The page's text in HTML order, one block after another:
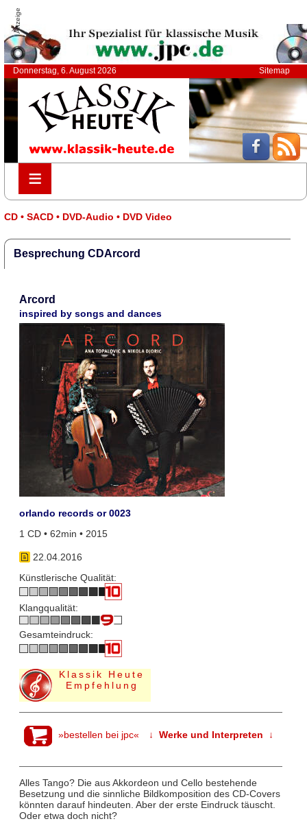
Anzeige
Donnerstag, 6. August 2026 Sitemap
≡
≡
CD • SACD • DVD-Audio • DVD Video
Besprechung CDArcord
Arcord
inspired by songs and dances
orlando records or 0023
1 CD • 62min • 2015
22.04.2016
Künstlerische Qualität:
Klangqualität:
Gesamteindruck:
Klassik Heute
Empfehlung
»bestellen bei jpc« ↓ Werke und Interpreten ↓
Alles Tango? Die aus Akkordeon und Cello bestehende
Besetzung und die sinnliche Bildkomposition des CD-Covers
könnten darauf hindeuten. Aber der erste Eindruck täuscht.
Oder etwa doch nicht?